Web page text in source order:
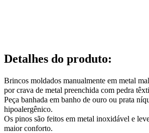
Detalhes do produto:
Brincos moldados manualmente em metal
por crava de metal preenchida com pedra
Peça banhada em banho de ouro ou prata
hipoalergênico.
Os pinos são feitos em metal inoxidável e
maior conforto.